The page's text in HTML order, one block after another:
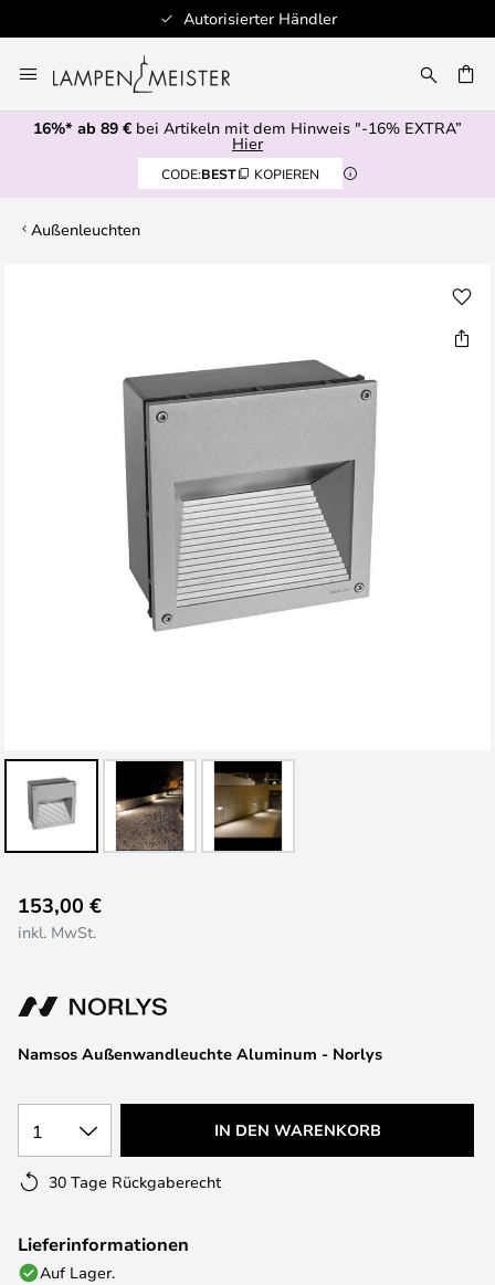
Autorisierter Händler
Inhalt
springen
16%* ab 89 € bei Artikeln mit dem Hinweis "-16% EXTRA”
Hier
CODE:BEST KOPIEREN
Außenleuchten
Anfang
der
springen
Namsos Außenwandleuchte Aluminum - Norlys
153,00 €
inkl. MwSt.
1 IN DEN WARENKORB
30 Tage Rückgaberecht
Lieferinformationen
Auf Lager.